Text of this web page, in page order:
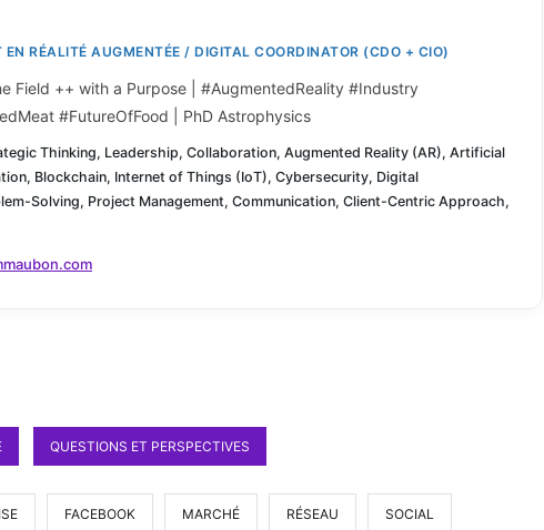
RÉALITÉ AUGMENTÉE / DIGITAL COORDINATOR (CDO + CIO)
Field ++ with a Purpose | #AugmentedReality #Industry
#FutureOfFood | PhD Astrophysics
Thinking, Leadership, Collaboration, Augmented Reality (AR), Artificial
Blockchain, Internet of Things (IoT), Cybersecurity, Digital
Solving, Project Management, Communication, Client-Centric Approach,
maubon.com
QUESTIONS ET PERSPECTIVES
FACEBOOK MARCHÉ RÉSEAU SOCIAL